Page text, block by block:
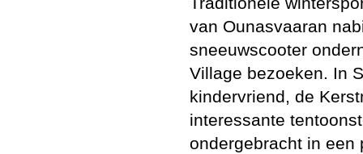
van Ounasvaaran
sneeuwscooter
Village bezoeken. In
kindervriend, de
interessante
ondergebracht in een